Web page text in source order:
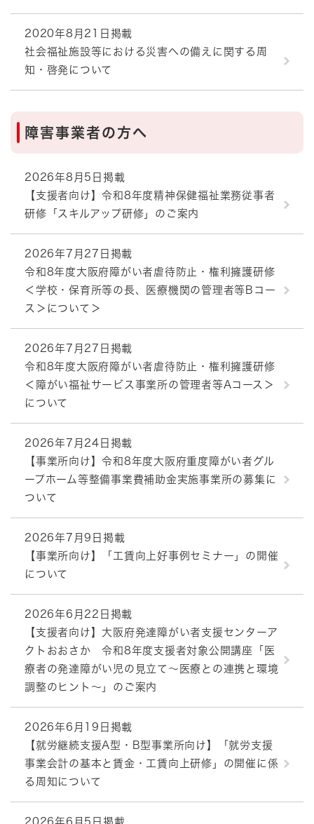
2020年8月21日掲載
社会福祉施設等における災害への備えに関する周
知・啓発について
障害事業者の方へ
2026年8月5日掲載
【支援者向け】令和8年度精神保健福祉業務従事者
研修「スキルアップ研修」のご案内
2026年7月27日掲載
令和8年度大阪府障がい者虐待防止・権利擁護研修
＜学校・保育所等の長、医療機関の管理者等Bコー
ス＞について＞
2026年7月27日掲載
令和8年度大阪府障がい者虐待防止・権利擁護研修
＜障がい福祉サービス事業所の管理者等Aコース＞
について
2026年7月24日掲載
【事業所向け】令和8年度大阪府重度障がい者グル
ープホーム等整備事業費補助金実施事業所の募集に
ついて
2026年7月9日掲載
【事業所向け】「工賃向上好事例セミナー」の開催
について
2026年6月22日掲載
【支援者向け】大阪府発達障がい者支援センターア
クトおおさか 令和8年度支援者対象公開講座「医
療者の発達障がい児の見立て～医療との連携と環境
調整のヒント～」のご案内
2026年6月19日掲載
【就労継続支援A型・B型事業所向け】「就労支援
事業会計の基本と賃金・工賃向上研修」の開催に係
る周知について
2026年6月5日掲載